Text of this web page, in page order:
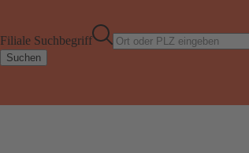
Filiale Suchbegriff
Suchen